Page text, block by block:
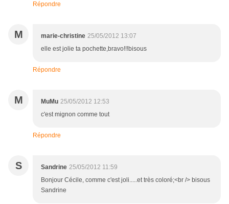
Répondre
M marie-christine 25/05/2012 13:07
elle est jolie ta pochette,bravo!!!bisous
Répondre
M MuMu 25/05/2012 12:53
c'est mignon comme tout
Répondre
S Sandrine 25/05/2012 11:59
Bonjour Cécile, comme c'est joli.....et très coloré;<br /> bisous
Sandrine